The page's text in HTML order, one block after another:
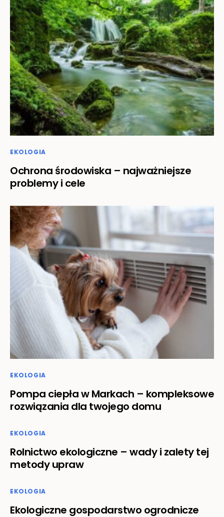
EKOLOGIA
Ochrona środowiska – najważniejsze
problemy i cele
EKOLOGIA
Pompa ciepła w Markach – kompleksowe
rozwiązania dla twojego domu
EKOLOGIA
Rolnictwo ekologiczne – wady i zalety tej
metody upraw
EKOLOGIA
Ekologiczne gospodarstwo ogrodnicze